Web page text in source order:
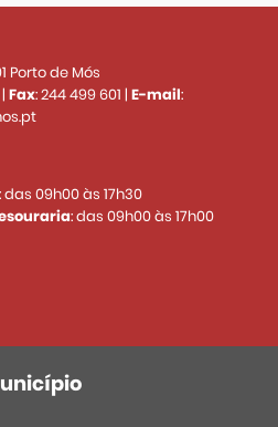
Porto de Mós
| Fax:244 499 601 | E-mail:
: das 09h00 às 17h30
: das 09h00 às 17h00